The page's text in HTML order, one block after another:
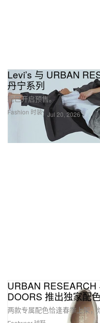
Fashion 时装
Levi’s 与 URBAN
丹宁系列
现已开启预售。
Jul 20, 2026
URBAN
DOORS 推出独家配
两款专属配色恰逢春季上架，